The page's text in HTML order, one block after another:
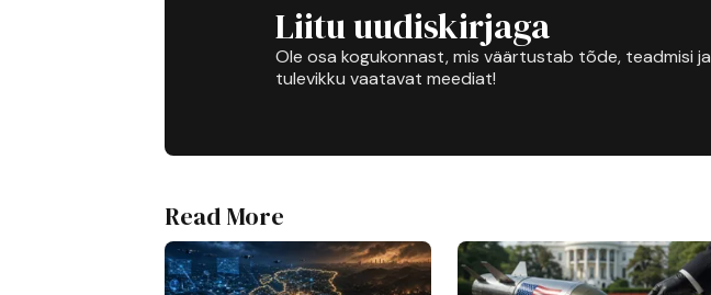
Liitu uudiskirjaga
Ole osa kogukonnast, mis väärtustab tõde, teadmisi ja
tulevikku vaatavat meediat!
Read More